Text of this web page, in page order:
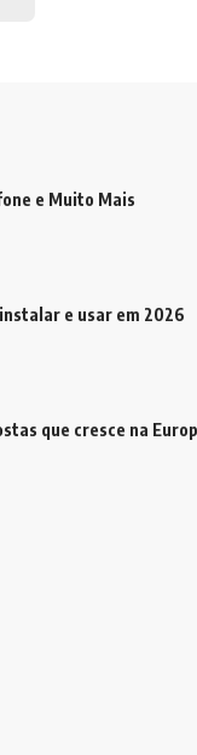
e Muito Mais
e usar em 2026
que cresce na